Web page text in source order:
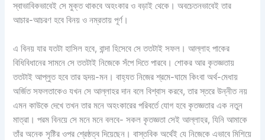
স্বাভাবিকভাবেই সে মুক্ত থাকবে অহংকার ও বড়াই থেকে। অবচেতনভাবেই তার
আচার-আচরণ হবে বিনয় ও নম্রতায় পূর্ণ।
এ বিনয় যার যতটা হাসিল হবে, বান্দা হিসেবে সে ততটাই সফল। আল্লাহ পাকের
বিধিবিধানের সামনে সে ততটাই নিজেকে সঁপে দিতে পারবে। শোকর আর কৃতজ্ঞতায়
ততটাই আপ্লুত হবে তার হৃদয়-মন। বাহ্যত নিজের শ্রমে-ঘামে কিংবা অর্থ-মেধায়
অর্জিত সফলতাকেও যখন সে আল্লাহর দান বলে বিশ্বাস করবে, তার স্তরে উন্নীত নয়
এমন কাউকে দেখে তখন তার মনে অহংকারের পরিবর্তে যোগ হবে কৃতজ্ঞতার এক নতুন
মাত্রা। পরম বিনয়ে সে মনে মনে বলবে- সকল কৃতজ্ঞতা সেই আল্লাহর, যিনি আমাকে
তাঁর অনেক সৃষ্টির ওপর শ্রেষ্ঠত্ব দিয়েছেন। বাস্তবিক অর্থেই যে নিজেকে এভাবে মিশিয়ে